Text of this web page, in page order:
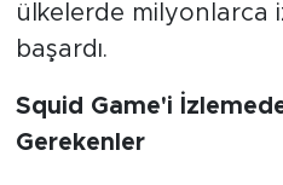
ülkelerde milyonlarca
başardı.
Squid Game'i
Gerekenler